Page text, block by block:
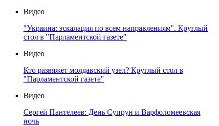
Видео
"Украина: эскалация по всем направлениям". Круглый
стол в "Парламентской газете"
Видео
Кто развяжет молдавский узел? Круглый стол в
"Парламентской газете"
Видео
Сергей Пантелеев: День Супрун и Варфоломеевская
ночь